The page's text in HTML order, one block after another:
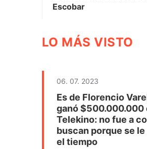
Escobar
LO MÁS VISTO
06. 07. 2023
Es de Florencio
ganó $500.000.000
Telekino: no fue a
buscan porque se le
el tiempo